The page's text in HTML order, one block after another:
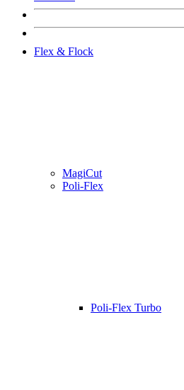
Flex & Flock
MagiCut
Poli-Flex
Poli-Flex Turbo